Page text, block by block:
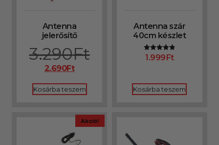
Antenna
jelerősítő
3.290Ft
2.690Ft
Kosárba teszem
Antenna szár
40cm készlet
Értékelés:
4.80
1.999Ft
Kosárba teszem
Akció!